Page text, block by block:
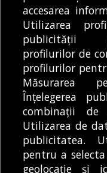
afectate
©
Găzduit de
Despre
Noi
Media
Kit
accesarea
Utilizarea
publicității
profilurilor de
profilurilor
Măsurarea
Înțelegerea
combinații
Utilizarea de
publicitatea.
pentru a
geolocație și